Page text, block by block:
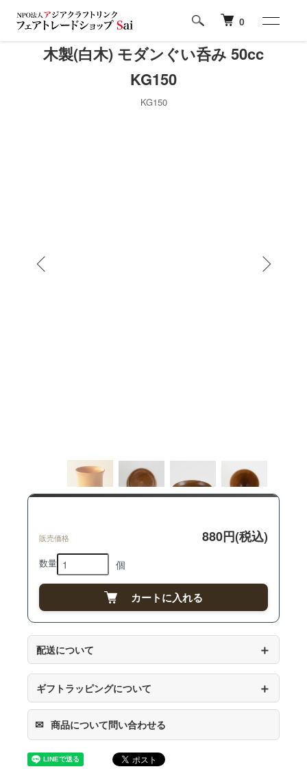
0
木製(白木) モダンぐい呑み 50cc
KG150
KG150
販売価格 880円(税込)
数量 個
カートに入れる
配送について ＋
ギフトラッピングについて ＋
✉ 商品について問い合わせる